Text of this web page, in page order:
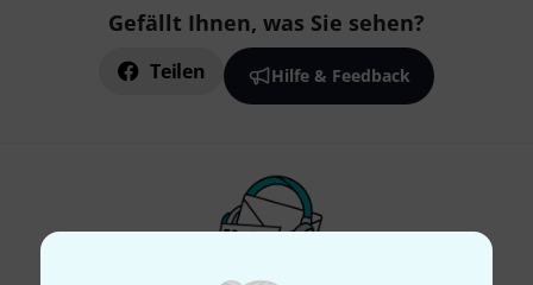
Gefällt Ihnen, was Sie sehen?
Teilen Hilfe & Feedback